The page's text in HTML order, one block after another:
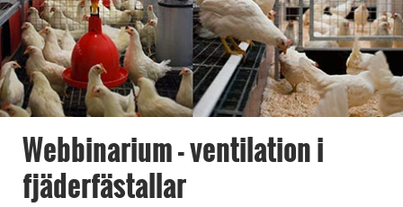
Webbinarium - ventilation i
fjäderfästallar